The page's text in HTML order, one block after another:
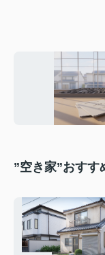
”空き家”おすす